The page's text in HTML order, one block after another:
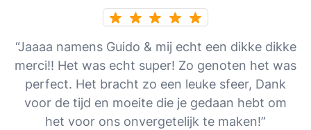
“Jaaaa namens Guido & mij echt een dikke dikke
merci!! Het was echt super! Zo genoten het was
perfect. Het bracht zo een leuke sfeer, Dank
voor de tijd en moeite die je gedaan hebt om
het voor ons onvergetelijk te maken!”